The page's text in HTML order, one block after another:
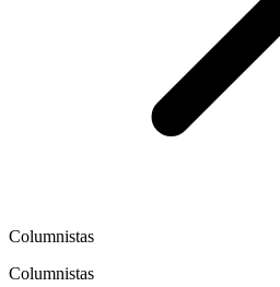
Columnistas
Columnistas